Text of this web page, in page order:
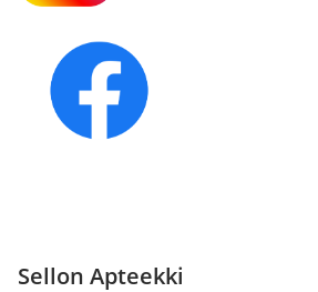
Sellon Apteekki